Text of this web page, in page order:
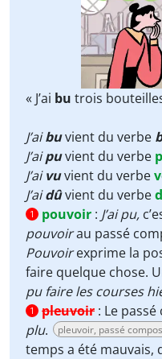
« J’ai bu trois
J’aibuvient du verbe
J’aipuvient du verbe
J’aivuvient du verbe
J’aidûvient du verbe
1
pouvoir : J’ai pu,
pouvoirau passé
Pouvoirexprime la
faire quelque chose.
pu faire les courses
1 pleuvoir : Le
plu. pleuvoir, passé
temps a été mauvais,